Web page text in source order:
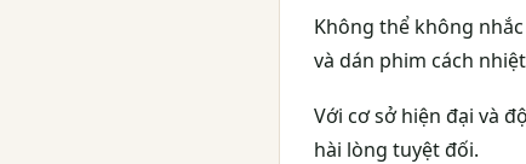
Không thể không
và dán phim cách
Với cơ sở hiện đại và
hài lòng tuyệt đối.